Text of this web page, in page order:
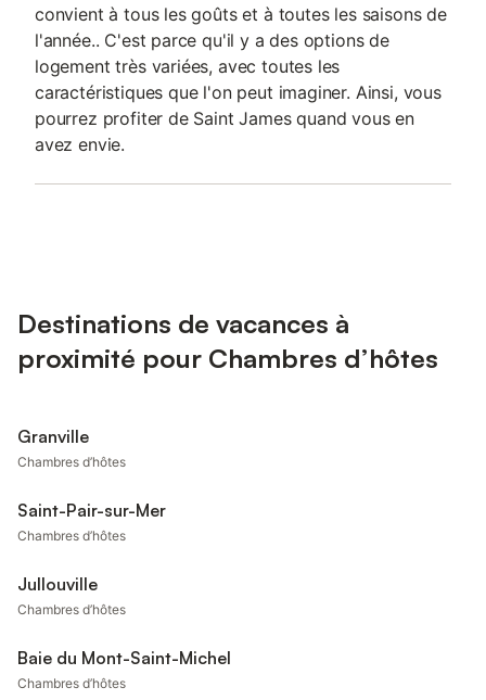
convient à tous les goûts et à toutes les saisons de
l'année.. C'est parce qu'il y a des options de
logement très variées, avec toutes les
caractéristiques que l'on peut imaginer. Ainsi, vous
pourrez profiter de Saint James quand vous en
avez envie.
Destinations de vacances à
proximité pour Chambres d’hôtes
Granville
Chambres d’hôtes
Saint-Pair-sur-Mer
Chambres d’hôtes
Jullouville
Chambres d’hôtes
Baie du Mont-Saint-Michel
Chambres d’hôtes